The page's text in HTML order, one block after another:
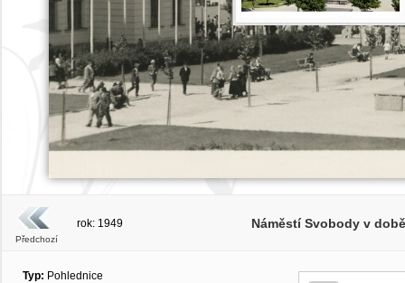
Předchozí
rok: 1949 Náměstí Svobody v
Typ: Pohlednice